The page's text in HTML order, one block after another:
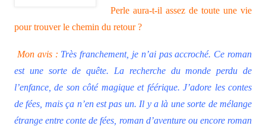
Perle aura-t-il assez de toute une vie
pour trouver le chemin du retour ?
Mon avis : Très franchement, je n’ai pas accroché. Ce roman
est une sorte de quête. La recherche du monde perdu de
l’enfance, de son côté magique et féérique. J’adore les contes
de fées, mais ça n’en est pas un. Il y a là une sorte de mélange
étrange entre conte de fées, roman d’aventure ou encore roman